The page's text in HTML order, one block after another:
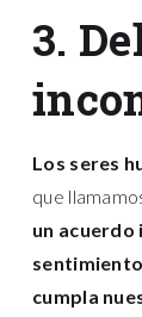
3.
Los seres
que
un
cumpla